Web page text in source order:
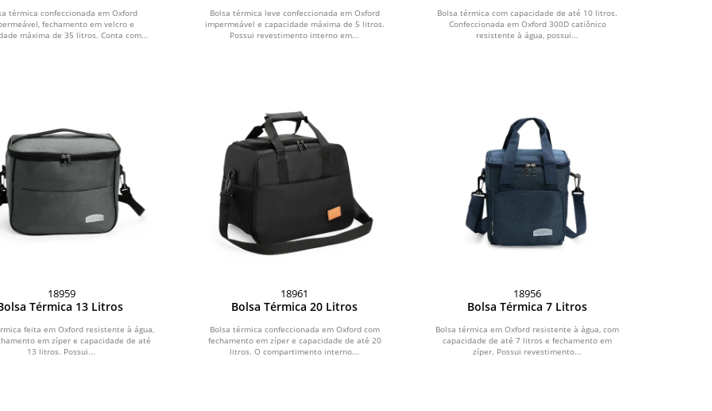
térmica confeccionada em Oxford
fechamento em velcro e
máxima de 35 litros. Conta com...
Bolsa térmica leve confeccionada em Oxford
impermeável e capacidade máxima de 5 litros.
Possui revestimento interno em...
Bolsa térmica com capacidade de até 10 litros.
Confeccionada em Oxford 300D catiônico
resistente à água, possui...
18959
Térmica 13 Litros
feita em Oxford resistente à água,
em zíper e capacidade de até
13 litros. Possui...
18961
Bolsa Térmica 20 Litros
Bolsa térmica confeccionada em Oxford com
fechamento em zíper e capacidade de até 20
litros. O compartimento interno...
18956
Bolsa Térmica 7 Litros
Bolsa térmica em Oxford resistente à água, com
capacidade de até 7 litros e fechamento em
zíper. Possui revestimento...